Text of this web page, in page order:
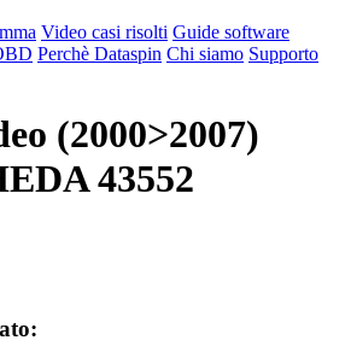
Video casi risolti Guide software
Perchè Dataspin Chi siamo Supporto
(2000>2007)
43552